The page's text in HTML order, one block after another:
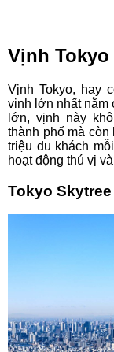
Vịnh Tokyo
Vịnh Tokyo, hay
vịnh lớn nhất nằm
lớn, vịnh này
thành phố mà còn
triệu du khách
hoạt động thú vị
Tokyo Skytree